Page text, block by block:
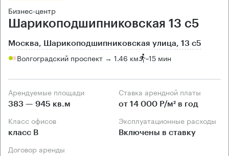
Бизнес-центр
Шарикоподшипниковская 13 с5
Москва, Шарикоподшипниковская улица, 13 с5
Волгоградский проспект → 1.46 км ~15 мин
Арендуемые площади
383 — 945 кв.м
Ставка арендной платы
от 14 000 Р/м² в год
Класс офисов
класс B
Эксплуатационные расходы
Включены в ставку
Договор аренды